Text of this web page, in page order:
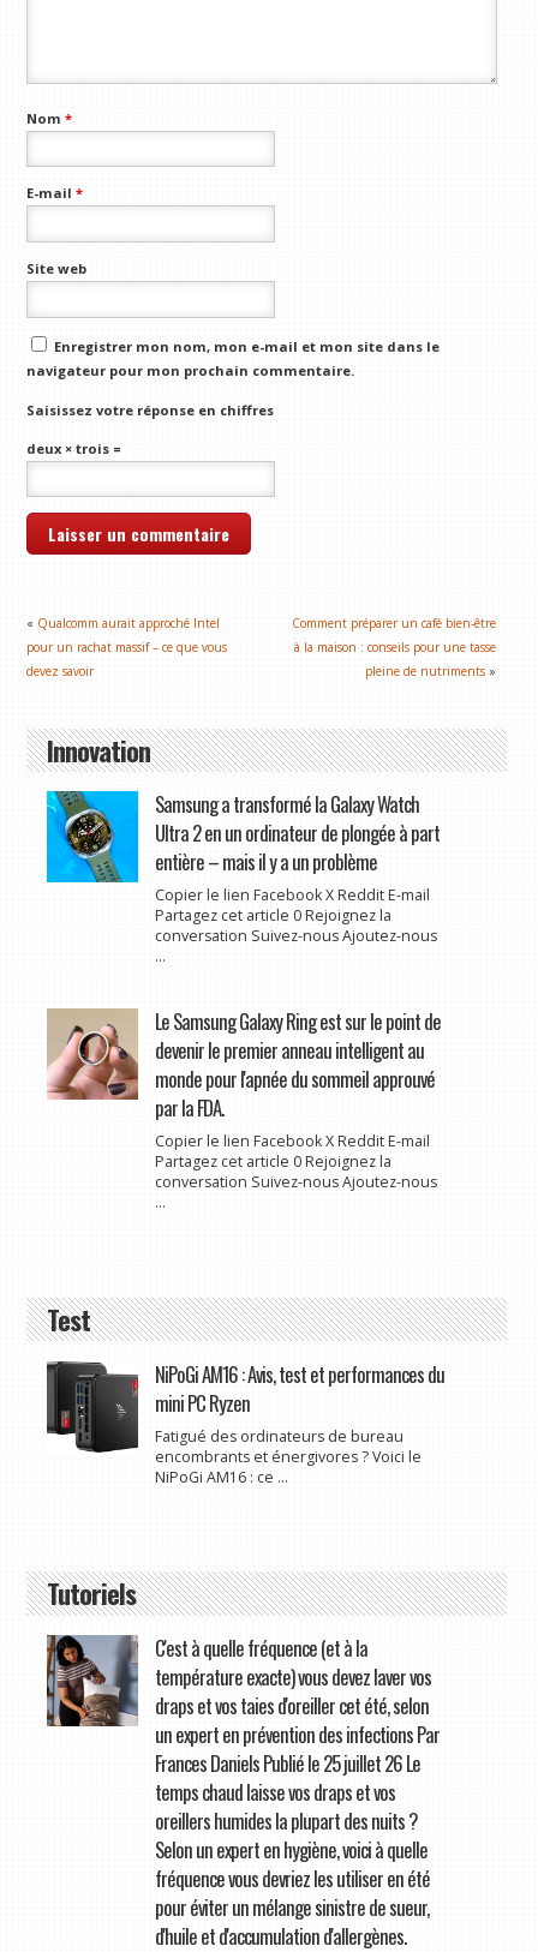
Nom*
E-mail*
Site web
Enregistrer mon nom, mon e-mail et mon site dans le
navigateur pour mon prochain commentaire.
Saisissez votre réponse en chiffres
deux × trois =
« Qualcomm aurait approché Intel
pour un rachat massif – ce que vous
devez savoir
Comment préparer un café bien-être
à la maison : conseils pour une tasse
pleine de nutriments »
Innovation
Samsung a transformé la Galaxy Watch
Ultra 2 en un ordinateur de plongée à part
entière – mais il y a un problème
Copier le lien Facebook X Reddit E-mail
Partagez cet article 0 Rejoignez la
conversation Suivez-nous Ajoutez-nous
...
Le Samsung Galaxy Ring est sur le point de
devenir le premier anneau intelligent au
monde pour l'apnée du sommeil approuvé
par la FDA.
Copier le lien Facebook X Reddit E-mail
Partagez cet article 0 Rejoignez la
conversation Suivez-nous Ajoutez-nous
...
Test
NiPoGi AM16 : Avis, test et performances du
mini PC Ryzen
Fatigué des ordinateurs de bureau
encombrants et énergivores ? Voici le
NiPoGi AM16 : ce ...
Tutoriels
C'est à quelle fréquence (et à la
température exacte) vous devez laver vos
draps et vos taies d'oreiller cet été, selon
un expert en prévention des infections Par
Frances Daniels Publié le 25 juillet 26 Le
temps chaud laisse vos draps et vos
oreillers humides la plupart des nuits ?
Selon un expert en hygiène, voici à quelle
fréquence vous devriez les utiliser en été
pour éviter un mélange sinistre de sueur,
d'huile et d'accumulation d'allergènes.